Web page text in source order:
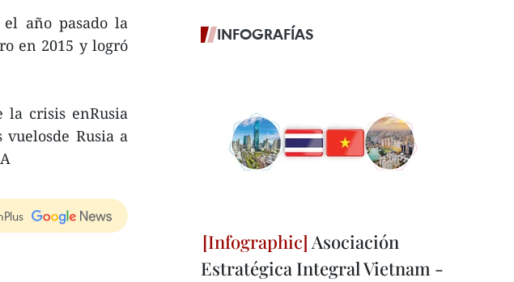
año pasado la
en 2015 y logró
la crisis enRusia
Rusia a
INFOGRAFÍAS
Asociación
Estratégica Integral Vietnam -